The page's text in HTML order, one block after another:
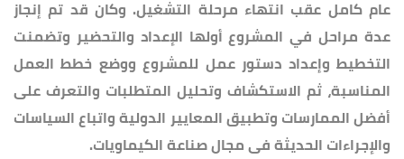
عام كامل عقب انتهاء مرحلة التشغيل. وكان قد تم إنجاز
عدة مراحل في المشروع أولها الإعداد والتحضير وتضمنت
التخطيط وإعداد دستور عمل للمشروع ووضع خطط العمل
المناسبة، ثم الاستكشاف وتحليل المتطلبات والتعرف على
أفضل الممارسات وتطبيق المعايير الدولية واتباع السياسات
والإجراءات الحديثة فى مجال صناعة الكيماويات.